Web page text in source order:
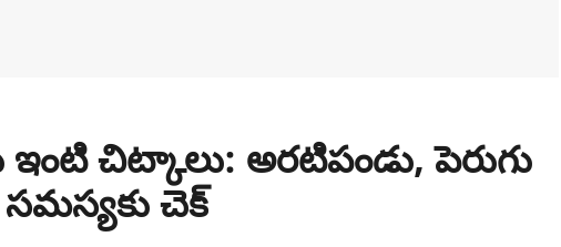
చిట్కాలు: అరటిపండు, పెరుగు
చెక్